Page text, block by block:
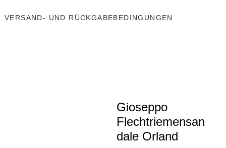
VERSAND- UND RÜCKGABEBEDINGUNGEN
Gioseppo
Flechtriemensan
dale Orland